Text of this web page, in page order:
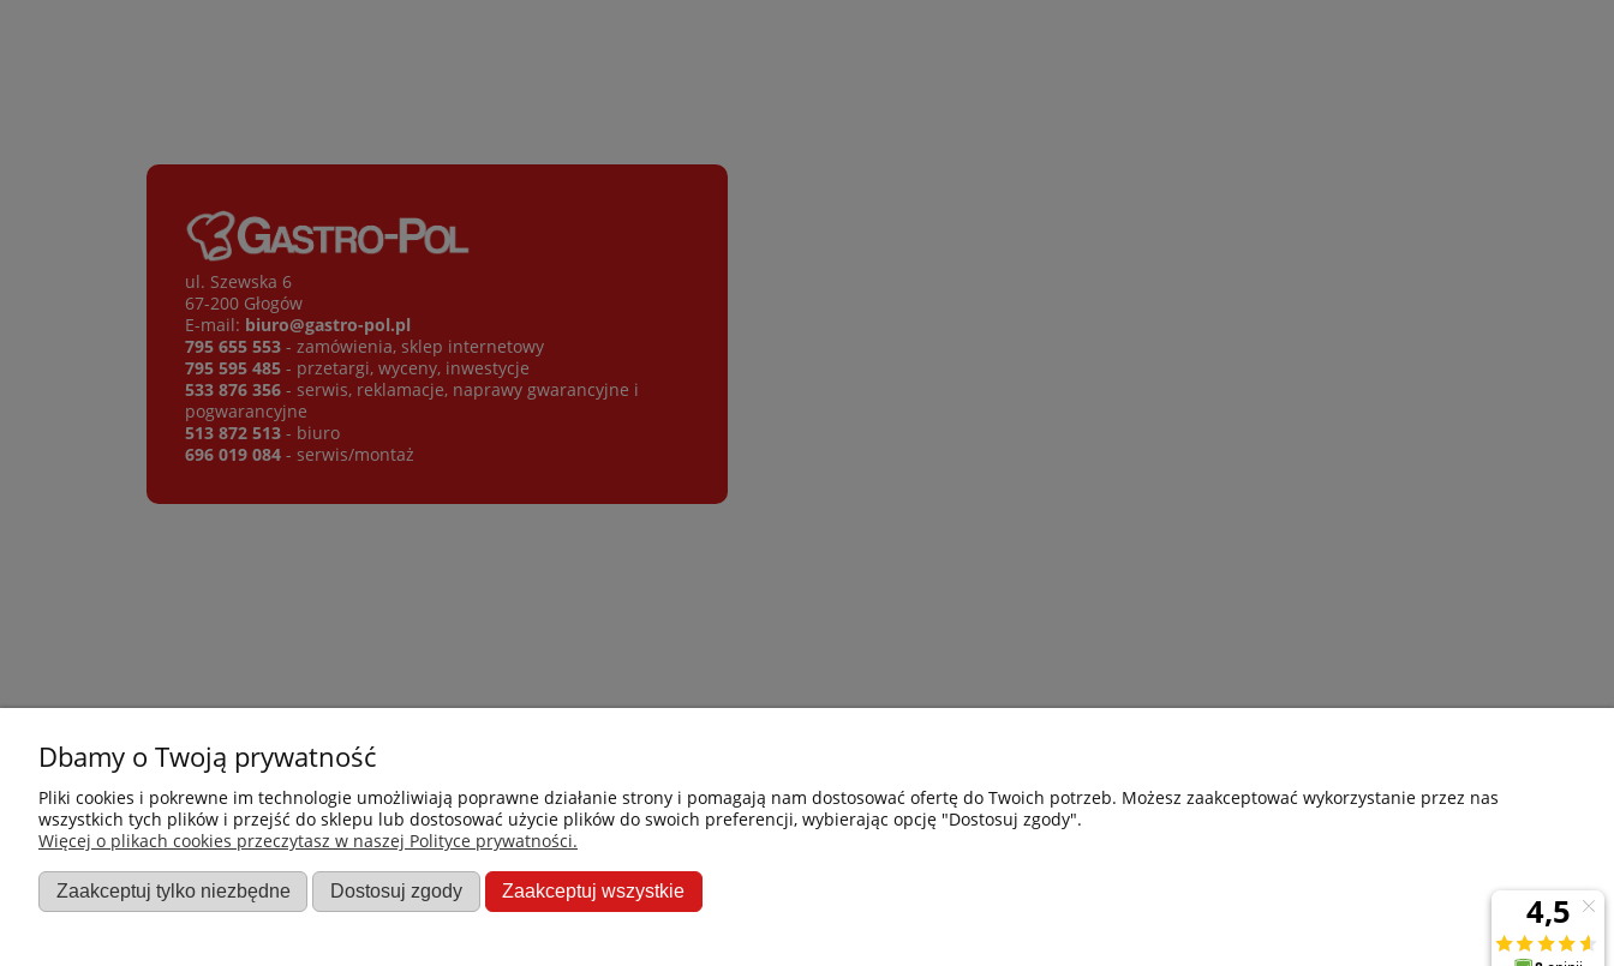
ul. Szewska 6
67-200 Głogów
E-mail: biuro@gastro-pol.pl
795 655 553 - zamówienia, sklep internetowy
795 595 485 - przetargi, wyceny, inwestycje
533 876 356 - serwis, reklamacje, naprawy gwarancyjne i
pogwarancyjne
513 872 513 - biuro
696 019 084 - serwis/montaż
Jak kupować?
Nowości
Dane firmy
Facebook
Ceneo
Twoje zamówienia
Dbamy o Twoją prywatność
Pliki cookies i pokrewne im technologie umożliwiają poprawne działanie strony i pomagają nam dostosować ofertę do Twoich potrzeb. Możesz zaakceptować wykorzystanie przez nas
wszystkich tych plików i przejść do sklepu lub dostosować użycie plików do swoich preferencji, wybierając opcję "Dostosuj zgody".
Więcej o plikach cookies przeczytasz w naszej Polityce prywatności.
Zaakceptuj tylko niezbędne Dostosuj zgody Zaakceptuj wszystkie